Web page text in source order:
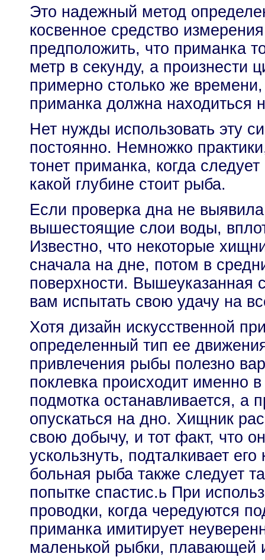
Это надежный метод
косвенное средство
предположить, что приманка
метр в секунду, а произнести
примерно столько же
приманка должна находиться
Нет нужды использовать эту
постоянно. Немножко
тонет приманка, когда
какой глубине стоит рыба.
Если проверка дна не
вышестоящие слои воды,
Известно, что некоторые
сначала на дне, потом в
поверхности. Вышеуказанная
вам испытать свою удачу на
Хотя дизайн искусственной
определенный тип ее
привлечения рыбы полезно
поклевка происходит именно
подмотка останавливается, а
опускаться на дно. Хищник
свою добычу, и тот факт, что
ускользнуть, подталкивает
больная рыба также следует
попытке спастис.ь При
проводки, когда чередуются
приманка имитирует
маленькой рыбки, плавающей